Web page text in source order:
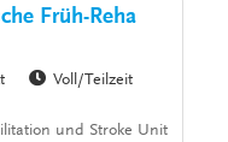
Früh-Reha
Voll/Teilzeit
und Stroke Unit